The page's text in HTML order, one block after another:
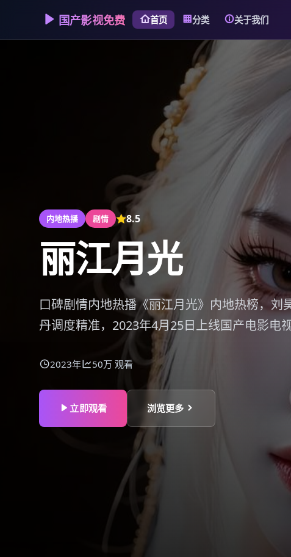
国产影视免费 首页 分类 关于我们
内地热播 剧情 8.5
丽江月光
口碑剧情内地热播《丽江月光》内地热榜，刘
丹调度精准，2023年4月25日上线国产电影电视
2023年 50万 观看
立即观看 浏览更多